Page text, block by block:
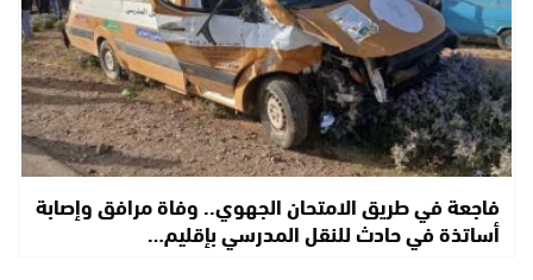
فاجعة في طريق الامتحان الجهوي.. وفاة مرافق وإصابة
أساتذة في حادث للنقل المدرسي بإقليم…